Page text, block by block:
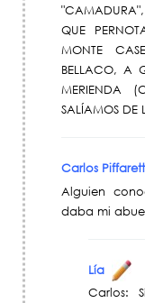
QUE
MONTE
BELLACO, A
MERIENDA
SALÍAMOS DE
Carlos
Alguien
daba mi
Lía
Carlos: